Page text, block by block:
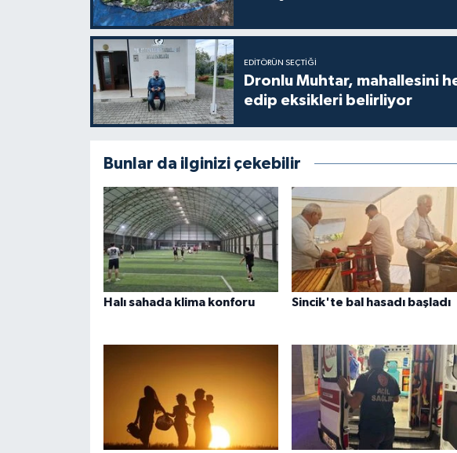
EDITÖRÜN SEÇTIĞI
Dronlu Muhtar, mahallesini
edip eksikleri belirliyor
Bunlar da ilginizi çekebilir
Halı sahada klima konforu Sincik'te bal hasadı başladı